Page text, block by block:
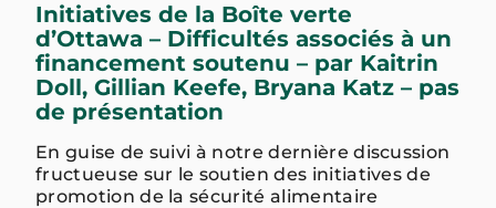
Initiatives de la Boîte verte
d’Ottawa – Difficultés associés à un
financement soutenu – par Kaitrin
Doll, Gillian Keefe, Bryana Katz – pas
de présentation
En guise de suivi à notre dernière discussion
fructueuse sur le soutien des initiatives de
promotion de la sécurité alimentaire